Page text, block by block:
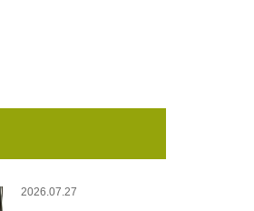
2026.07.27